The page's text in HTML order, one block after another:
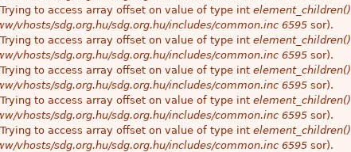
to access array offset on value of type int element_children()
vhosts/sdg.org.hu/sdg.org.hu/includes/common.inc 6595 sor).
to access array offset on value of type int element_children()
vhosts/sdg.org.hu/sdg.org.hu/includes/common.inc 6595 sor).
to access array offset on value of type int element_children()
vhosts/sdg.org.hu/sdg.org.hu/includes/common.inc 6595 sor).
to access array offset on value of type int element_children()
vhosts/sdg.org.hu/sdg.org.hu/includes/common.inc 6595 sor).
to access array offset on value of type int element_children()
vhosts/sdg.org.hu/sdg.org.hu/includes/common.inc 6595 sor).